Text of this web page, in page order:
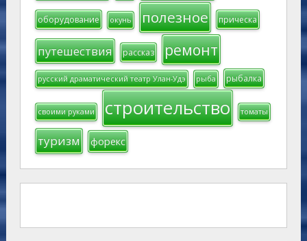
оборудование окунь полезное прическа
путешествия рассказ ремонт
русский драматический театр Улан-Удэ рыба рыбалка
своими руками строительство томаты
туризм форекс